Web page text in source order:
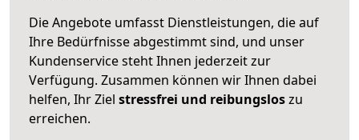
Die Angebote umfasst Dienstleistungen, die auf
Ihre Bedürfnisse abgestimmt sind, und unser
Kundenservice steht Ihnen jederzeit zur
Verfügung. Zusammen können wir Ihnen dabei
helfen, Ihr Ziel stressfrei und reibungsloszu
erreichen.